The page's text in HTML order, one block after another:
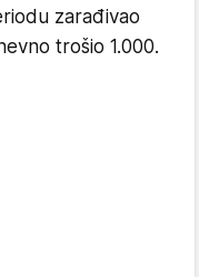
zarađivao
trošio 1.000.